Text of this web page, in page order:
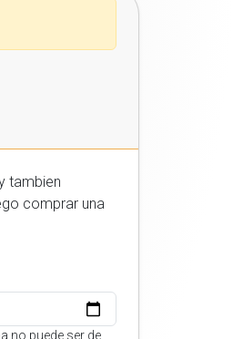
no puede ser de